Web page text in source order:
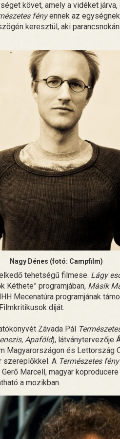
követ, amely a vidéket
fényennek az
keresztül, aki
Nagy Dénes (fotó: Campfilm)
tehetségű filmese. Lágy
Kéthete” programjában, Másik
Mecenatúra programjának
díját.
Závada Pál
Apaföld), látványtervezője
Magyarországon és Lettország
szereplőkkel. A Természetes fény
Marcell, magyar
a mozikban.